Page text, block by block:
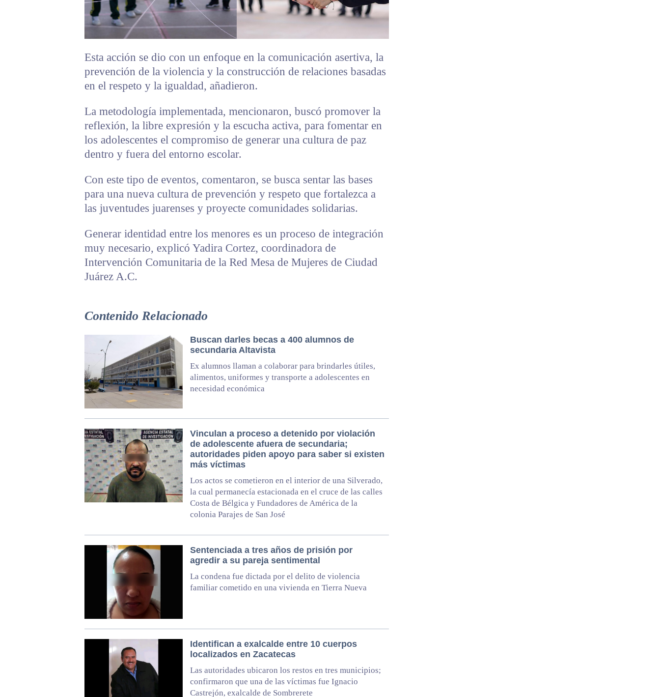
Esta acción se dio con un enfoque en la comunicación asertiva, la
prevención de la violencia y la construcción de relaciones basadas
en el respeto y la igualdad, añadieron.
La metodología implementada, mencionaron, buscó promover la
reflexión, la libre expresión y la escucha activa, para fomentar en
los adolescentes el compromiso de generar una cultura de paz
dentro y fuera del entorno escolar.
Con este tipo de eventos, comentaron, se busca sentar las bases
para una nueva cultura de prevención y respeto que fortalezca a
las juventudes juarenses y proyecte comunidades solidarias.
Generar identidad entre los menores es un proceso de integración
muy necesario, explicó Yadira Cortez, coordinadora de
Intervención Comunitaria de la Red Mesa de Mujeres de Ciudad
Juárez A.C.
Contenido Relacionado
Buscan darles becas a 400 alumnos de
secundaria Altavista
Ex alumnos llaman a colaborar para brindarles útiles,
alimentos, uniformes y transporte a adolescentes en
necesidad económica
Vinculan a proceso a detenido por violación
de adolescente afuera de secundaria;
autoridades piden apoyo para saber si existen
más víctimas
Los actos se cometieron en el interior de una Silverado,
la cual permanecía estacionada en el cruce de las calles
Costa de Bélgica y Fundadores de América de la
colonia Parajes de San José
Sentenciada a tres años de prisión por
agredir a su pareja sentimental
La condena fue dictada por el delito de violencia
familiar cometido en una vivienda en Tierra Nueva
Identifican a exalcalde entre 10 cuerpos
localizados en Zacatecas
Las autoridades ubicaron los restos en tres municipios;
confirmaron que una de las víctimas fue Ignacio
Castrejón, exalcalde de Sombrerete